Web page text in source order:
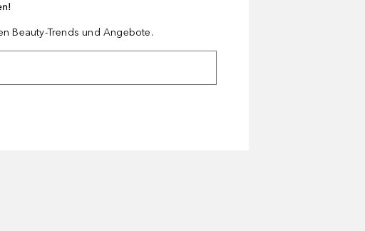
Beauty-Trends und Angebote.